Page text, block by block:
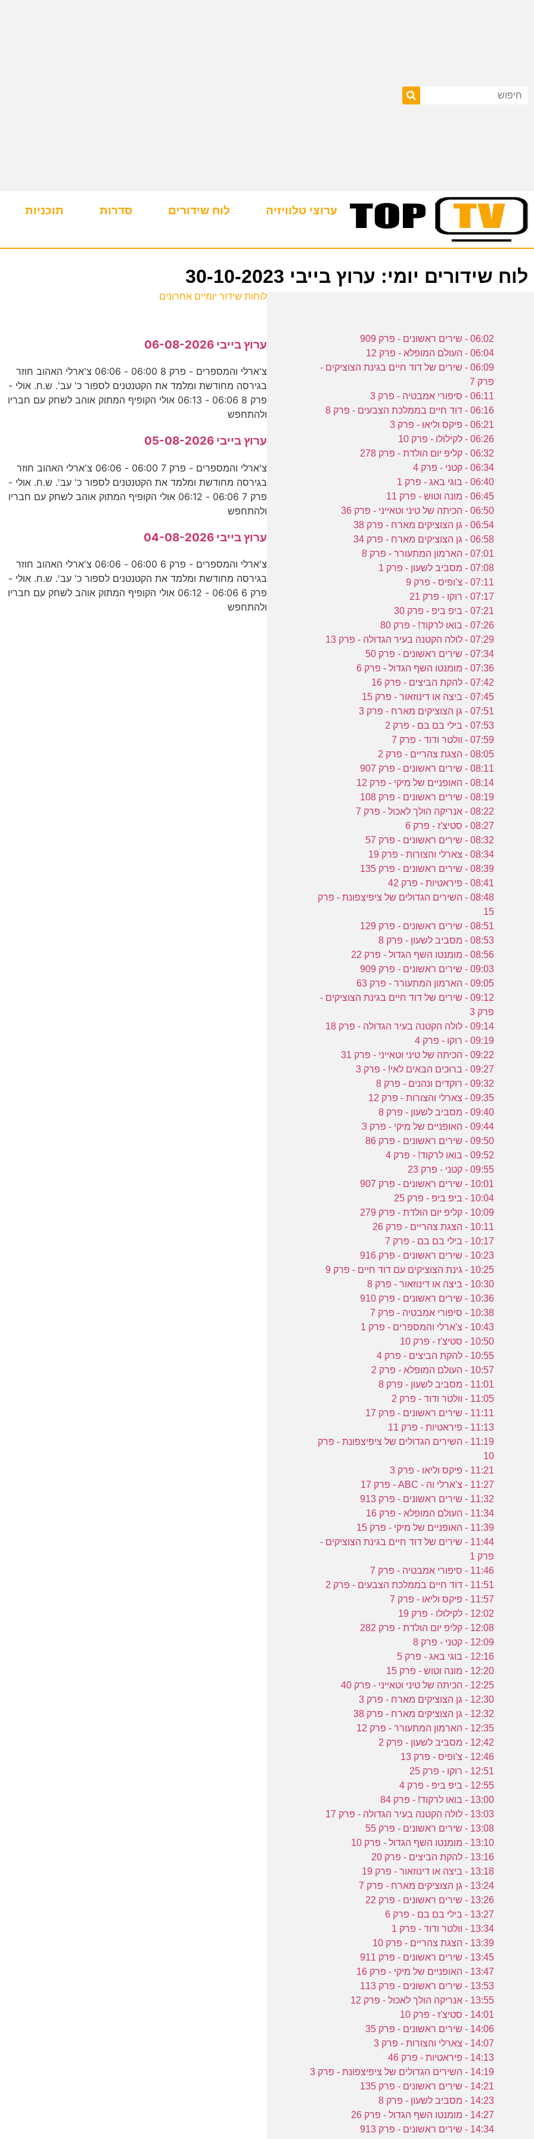
ערוצי טלוויזיה לוח שידורים סדרות תוכניות
לוח שידורים יומי: ערוץ בייבי 30-10-2023
06:02 - שירים ראשונים - פרק 909
06:04 - העולם המופלא - פרק 12
06:09 - שירים של דוד חיים בגינת הצוציקים -
פרק 7
06:11 - סיפורי אמבטיה - פרק 3
06:16 - דוד חיים בממלכת הצבעים - פרק 8
06:21 - פיקס וליאו - פרק 3
06:26 - לקילולו - פרק 10
06:32 - קליפ יום הולדת - פרק 278
06:34 - קטני - פרק 4
06:40 - בוגי באג - פרק 1
06:45 - מונה וטוש - פרק 11
06:50 - הכיתה של טיני וטאייני - פרק 36
06:54 - גן הצוציקים מארח - פרק 38
06:58 - גן הצוציקים מארח - פרק 34
07:01 - הארמון המתעורר - פרק 8
07:08 - מסביב לשעון - פרק 1
07:11 - צ'ופיס - פרק 9
07:17 - רוקו - פרק 21
07:21 - ביפ ביפ - פרק 30
07:26 - בואו לרקוד! - פרק 80
07:29 - לולה הקטנה בעיר הגדולה - פרק 13
07:34 - שירים ראשונים - פרק 50
07:36 - מומנטו השף הגדול - פרק 6
07:42 - להקת הביצים - פרק 16
07:45 - ביצה או דינוזאור - פרק 15
07:51 - גן הצוציקים מארח - פרק 3
07:53 - בילי בם בם - פרק 2
07:59 - וולטר ודוד - פרק 7
08:05 - הצגת צהריים - פרק 2
08:11 - שירים ראשונים - פרק 907
08:14 - האופניים של מיקי - פרק 12
08:19 - שירים ראשונים - פרק 108
08:22 - אנריקה הולך לאכול - פרק 7
08:27 - סטיצ'ז - פרק 6
08:32 - שירים ראשונים - פרק 57
08:34 - צארלי והצורות - פרק 19
08:39 - שירים ראשונים - פרק 135
08:41 - פיראטיות - פרק 42
08:48 - השירים הגדולים של ציפיצפונת - פרק
15
08:51 - שירים ראשונים - פרק 129
08:53 - מסביב לשעון - פרק 8
08:56 - מומנטו השף הגדול - פרק 22
09:03 - שירים ראשונים - פרק 909
09:05 - הארמון המתעורר - פרק 63
09:12 - שירים של דוד חיים בגינת הצוציקים -
פרק 3
09:14 - לולה הקטנה בעיר הגדולה - פרק 18
09:19 - רוקו - פרק 4
09:22 - הכיתה של טיני וטאייני - פרק 31
09:27 - ברוכים הבאים לאי! - פרק 3
09:32 - רוקדים ונהנים - פרק 8
09:35 - צארלי והצורות - פרק 12
09:40 - מסביב לשעון - פרק 8
09:44 - האופניים של מיקי - פרק 3
09:50 - שירים ראשונים - פרק 86
09:52 - בואו לרקוד! - פרק 4
09:55 - קטני - פרק 23
10:01 - שירים ראשונים - פרק 907
10:04 - ביפ ביפ - פרק 25
10:09 - קליפ יום הולדת - פרק 279
10:11 - הצגת צהריים - פרק 26
10:17 - בילי בם בם - פרק 7
10:23 - שירים ראשונים - פרק 916
10:25 - גינת הצוציקים עם דוד חיים - פרק 9
10:30 - ביצה או דינוזאור - פרק 8
10:36 - שירים ראשונים - פרק 910
10:38 - סיפורי אמבטיה - פרק 7
10:43 - צ'ארלי והמספרים - פרק 1
10:50 - סטיצ'ז - פרק 10
10:55 - להקת הביצים - פרק 4
10:57 - העולם המופלא - פרק 2
11:01 - מסביב לשעון - פרק 8
11:05 - וולטר ודוד - פרק 2
11:11 - שירים ראשונים - פרק 17
11:13 - פיראטיות - פרק 11
11:19 - השירים הגדולים של ציפיצפונת - פרק
10
11:21 - פיקס וליאו - פרק 3
11:27 - צ'ארלי וה - ABC - פרק 17
11:32 - שירים ראשונים - פרק 913
11:34 - העולם המופלא - פרק 16
11:39 - האופניים של מיקי - פרק 15
11:44 - שירים של דוד חיים בגינת הצוציקים -
פרק 1
11:46 - סיפורי אמבטיה - פרק 7
11:51 - דוד חיים בממלכת הצבעים - פרק 2
11:57 - פיקס וליאו - פרק 7
12:02 - לקילולו - פרק 19
12:08 - קליפ יום הולדת - פרק 282
12:09 - קטני - פרק 8
12:16 - בוגי באג - פרק 5
12:20 - מונה וטוש - פרק 15
12:25 - הכיתה של טיני וטאייני - פרק 40
12:30 - גן הצוציקים מארח - פרק 3
12:32 - גן הצוציקים מארח - פרק 38
12:35 - הארמון המתעורר - פרק 12
12:42 - מסביב לשעון - פרק 2
12:46 - צ'ופיס - פרק 13
12:51 - רוקו - פרק 25
12:55 - ביפ ביפ - פרק 4
13:00 - בואו לרקוד! - פרק 84
13:03 - לולה הקטנה בעיר הגדולה - פרק 17
13:08 - שירים ראשונים - פרק 55
13:10 - מומנטו השף הגדול - פרק 10
13:16 - להקת הביצים - פרק 20
13:18 - ביצה או דינוזאור - פרק 19
13:24 - גן הצוציקים מארח - פרק 7
13:26 - שירים ראשונים - פרק 22
13:27 - בילי בם בם - פרק 6
13:34 - וולטר ודוד - פרק 1
13:39 - הצגת צהריים - פרק 10
13:45 - שירים ראשונים - פרק 911
13:47 - האופניים של מיקי - פרק 16
13:53 - שירים ראשונים - פרק 113
13:55 - אנריקה הולך לאכול - פרק 12
14:01 - סטיצ'ז - פרק 10
14:06 - שירים ראשונים - פרק 35
14:07 - צארלי והצורות - פרק 3
14:13 - פיראטיות - פרק 46
14:19 - השירים הגדולים של ציפיצפונת - פרק 3
14:21 - שירים ראשונים - פרק 135
14:23 - מסביב לשעון - פרק 8
14:27 - מומנטו השף הגדול - פרק 26
14:34 - שירים ראשונים - פרק 913
לוחות שידור יומיים אחרונים
ערוץ בייבי 06-08-2026
צ'ארלי והמספרים - פרק 8 06:00 - 06:06 צ'ארלי האהוב חוזר
בגירסה מחודשת ומלמד את הקטנטנים לספור כ' עב'. ש.ח. אולי -
פרק 8 06:06 - 06:13 אולי הקופיף המתוק אוהב לשחק עם חבריו
ולהתחפש
ערוץ בייבי 05-08-2026
צ'ארלי והמספרים - פרק 7 06:00 - 06:06 צ'ארלי האהוב חוזר
בגירסה מחודשת ומלמד את הקטנטנים לספור כ' עב'. ש.ח. אולי -
פרק 7 06:06 - 06:12 אולי הקופיף המתוק אוהב לשחק עם חבריו
ולהתחפש
ערוץ בייבי 04-08-2026
צ'ארלי והמספרים - פרק 6 06:00 - 06:06 צ'ארלי האהוב חוזר
בגירסה מחודשת ומלמד את הקטנטנים לספור כ' עב'. ש.ח. אולי -
פרק 6 06:06 - 06:12 אולי הקופיף המתוק אוהב לשחק עם חבריו
ולהתחפש